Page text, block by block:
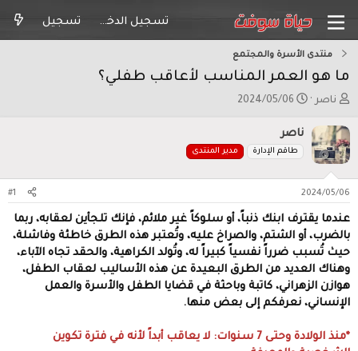
تسجيل الدخول تسجيل
منتدى الأسرة والمجتمع
ما هو العمر المناسب لأعاقب طفلي؟
ب
د
ئ
ا
ل
م
و
ض
و
ع
ناصر
ت
ر
ي
خ
ب
د
ء
2024/05/06
ناصر
طاقم الإدارة مدير المنتدى
2024/05/06
#1
عندما يقترف ابنك ذنباً، أو سلوكاً غير ملائم، فإنك تلجأين لعقابه، ربما
بالضرب، أو الشتم، والصراخ عليه، وتُعتبر هذه الطرق خاطئة وفاشلة،
حيث تُسبب ضرراً نفسياً كبيراً له، وتُولد الكراهية، والحقد تجاه الآباء،
وهناك العديد من الطرق البعيدة عن هذه الأساليب لعقاب الطفل،
هوازن الزهراني، كاتبة وباحثة في قضايا الطفل والأسرة والعمل
الإنساني، نعرفكم إلى بعض منها.
*منذ الولادة وحتى 7 سنوات: لا يعاقب أبداً لأنه في فترة تكوين